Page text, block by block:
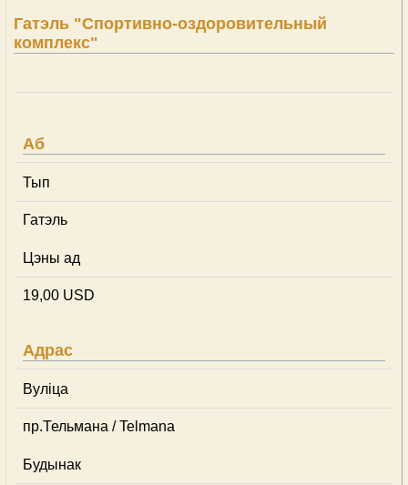
Гатэль "Спортивно-оздоровительный
комплекс"
Аб
Тып
Гатэль
Цэны ад
19,00 USD
Адрас
Вуліца
пр.Тельмана / Telmana
Будынак